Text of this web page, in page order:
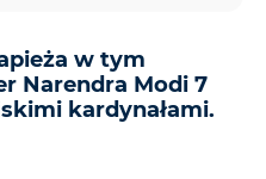
w tym
Narendra Modi 7
kardynałami.